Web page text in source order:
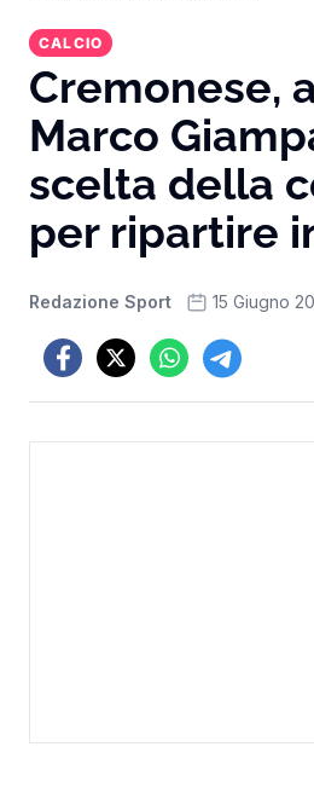
CALCIO
Cremonese,
Marco
scelta della
per ripartire
Redazione Sport 15 Giugno